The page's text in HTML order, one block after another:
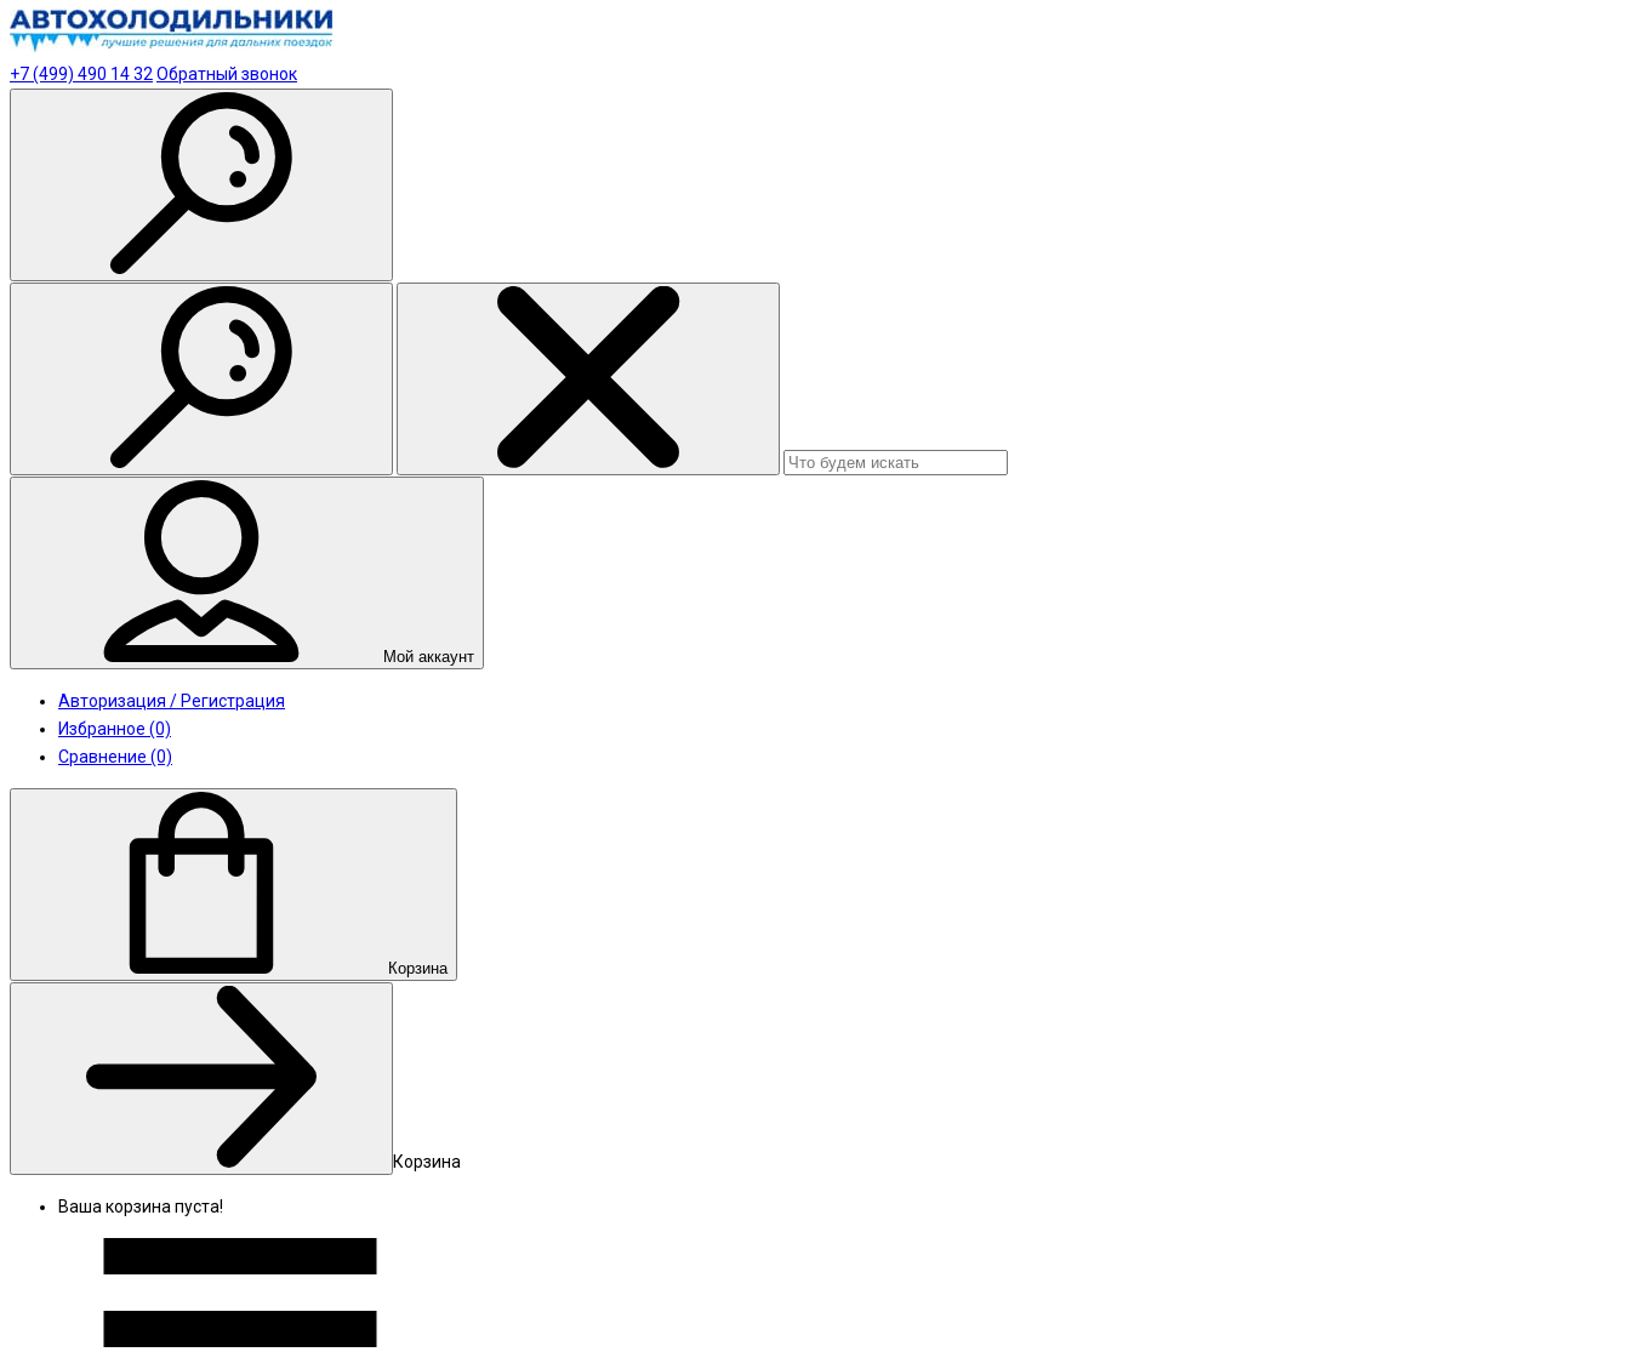
+7 (499) 490 14 32 Обратный звонок
Мой аккаунт
Авторизация / Регистрация
Избранное (0)
Сравнение (0)
Корзина
Корзина
Ваша корзина пуста!